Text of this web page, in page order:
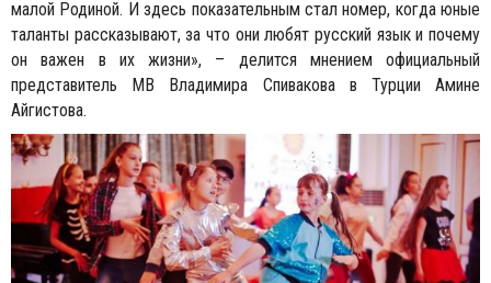
малой Родиной. И здесь показательным стал номер, когда юные
таланты рассказывают, за что они любят русский язык и почему
он важен в их жизни», – делится мнением официальный
представитель MB Владимира Спивакова в Турции Амине
Айгистова.